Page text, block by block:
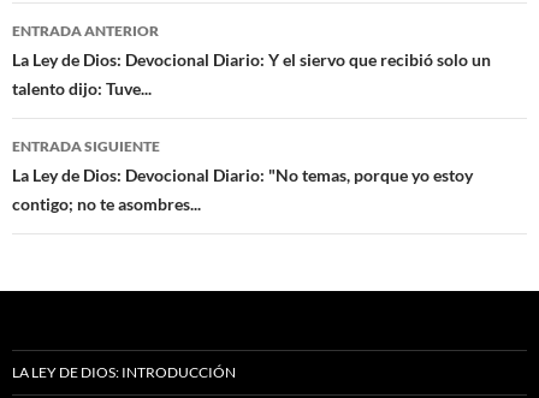
Navegación
de
entradas
ENTRADA ANTERIOR
La Ley de Dios: Devocional Diario: Y el siervo que recibió solo un
talento dijo: Tuve...
ENTRADA SIGUIENTE
La Ley de Dios: Devocional Diario: "No temas, porque yo estoy
contigo; no te asombres...
LA LEY DE DIOS: INTRODUCCIÓN